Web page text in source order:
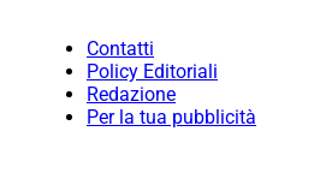
Contatti
Policy Editoriali
Redazione
Per la tua pubblicità